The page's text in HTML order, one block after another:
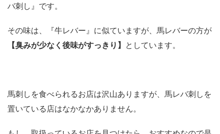
バ刺し』です。
その味は、『牛レバー』に似ていますが、馬レバーの方が
【臭みが少なく後味がすっきり】 としています。
馬刺しを食べられるお店は沢山ありますが、馬レバ刺しを
置いている店はなかなかありません。